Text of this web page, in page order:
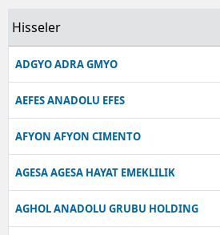
Hisseler
ADGYO ADRA GMYO
AEFES ANADOLU EFES
AFYON AFYON CIMENTO
AGESA AGESA HAYAT EMEKLILIK
AGHOL ANADOLU GRUBU HOLDING